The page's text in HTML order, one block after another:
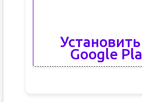
Google